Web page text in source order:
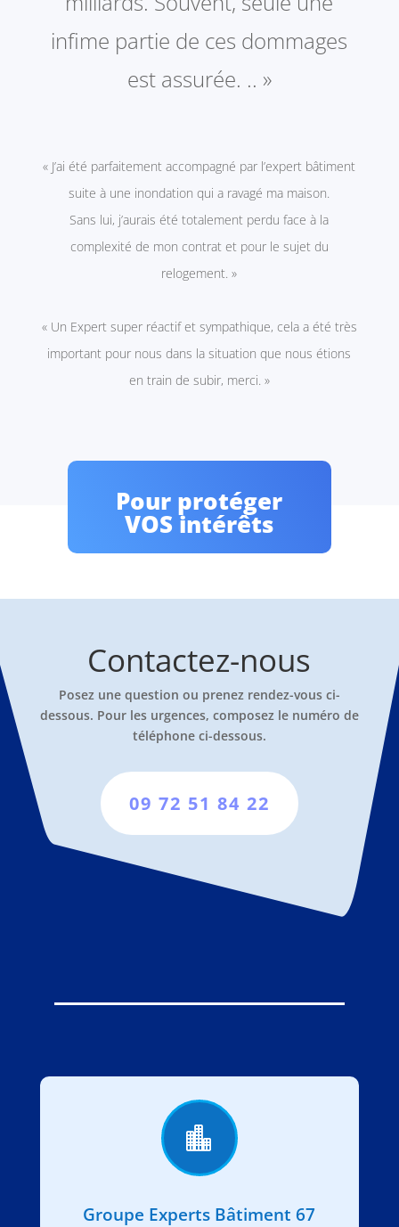
infime partie de ces dommages
est assurée. .. »
« J’ai été parfaitement accompagné par l’expert bâtiment
suite à une inondation qui a ravagé ma maison.
Sans lui, j’aurais été totalement perdu face à la
complexité de mon contrat et pour le sujet du
relogement. »
« Un Expert super réactif et sympathique, cela a été très
important pour nous dans la situation que nous étions
en train de subir, merci. »
Pour protéger
VOS intérêts
Contactez-nous
Posez une question ou prenez rendez-vous ci-
dessous. Pour les urgences, composez le numéro de
téléphone ci-dessous.
09 72 51 84 22

Groupe Experts Bâtiment 67